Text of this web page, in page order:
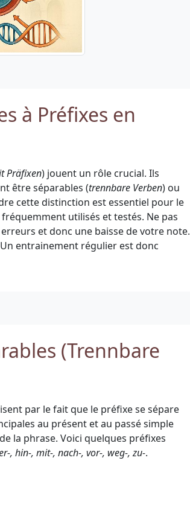
à Préfixes en
Präfixen) jouent un rôle crucial. Ils
être séparables (trennbare Verben) ou
cette distinction est essentiel pour le
utilisés et testés. Ne pas
et donc une baisse de votre note.
entrainement régulier est donc
(Trennbare
par le fait que le préfixe se sépare
au présent et au passé simple
la phrase. Voici quelques préfixes
, hin-, mit-, nach-, vor-, weg-, zu-.